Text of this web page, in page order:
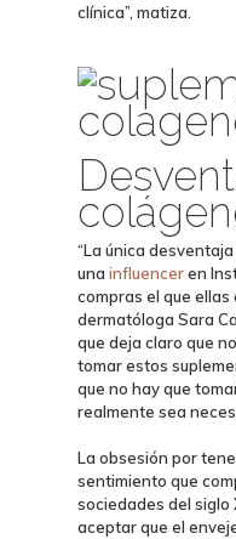
clínica”, matiza.
“La única
unainfluenceren
compras el que ellas
dermatóloga Sara
que deja claro que
tomar estos
queno hay que
realmente sea
La obsesión por
sentimiento que
sociedades del siglo
aceptar que el